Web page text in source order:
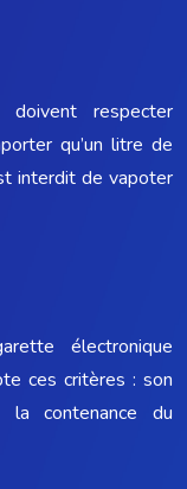
doivent respecter
qu’un litre de
interdit de vapoter
électronique
ces critères : son
la contenance du